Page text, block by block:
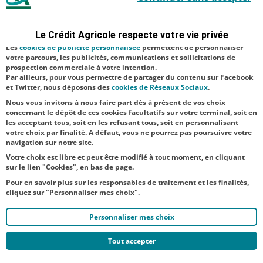
venir en aide
aux éleveurs
faisant face aux
difficultés
d’appr...
Le Crédit Agricole respecte votre vie privée
sécurité ; d’autres sont facultatifs. Les
satisfaction facultatifs.
Lescookies de publicité personnalisée permettent de personnaliser
votre parcours, les publicités, communications et sollicitations de
prospection commerciale à votre intention.
Par ailleurs, pour vous permettre de partager du contenu sur Facebook
et Twitter, nous déposons descookies de Réseaux Sociaux.
Nous vous invitons à nous faire part dès à présent de vos choix
concernant le dépôt de ces cookies facultatifs sur votre terminal, soit en
les acceptant tous, soit en les refusant tous, soit en personnalisant
votre choix par finalité. A défaut, vous ne pourrez pas poursuivre votre
navigation sur notre site.
Votre choix est libre et peut être modifié à tout moment, en cliquant
sur le lien "Cookies", en bas de page.
Pour en savoir plus sur les responsables de traitement et les finalités,
cliquez sur "Personnaliser mes choix".
Personnaliser mes choix
Tout accepter